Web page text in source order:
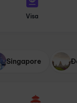
Visa
Singapore